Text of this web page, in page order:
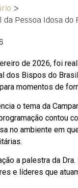
>
da Pessoa Idosa
de 2026, foi
dos Bispos do
momentos de
o tema da
contou
no ambiente em
a palestra da
e líderes que